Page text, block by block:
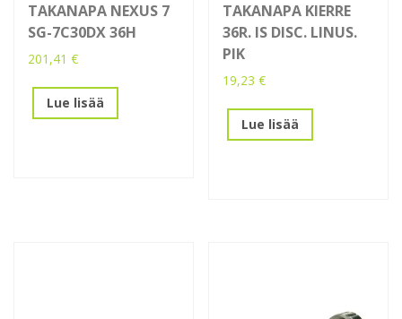
TAKANAPA NEXUS 7
SG-7C30DX 36H
201,41 €
Lue lisää
TAKANAPA KIERRE
36R. IS DISC. LINUS.
PIK
19,23€
Lue lisää